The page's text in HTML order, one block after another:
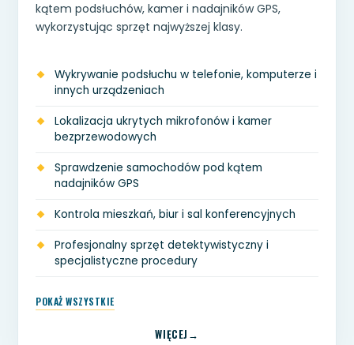
kątem podsłuchów, kamer i nadajników GPS,
wykorzystując sprzęt najwyższej klasy.
Wykrywanie podsłuchu w telefonie, komputerze i
innych urządzeniach
Lokalizacja ukrytych mikrofonów i kamer
bezprzewodowych
Sprawdzenie samochodów pod kątem
nadajników GPS
Kontrola mieszkań, biur i sal konferencyjnych
Profesjonalny sprzęt detektywistyczny i
specjalistyczne procedury
POKAŻ WSZYSTKIE
WIĘCEJ